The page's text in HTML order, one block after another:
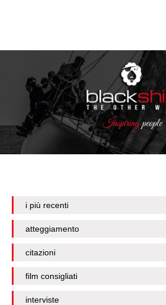
i più recenti
atteggiamento
citazioni
film consigliati
interviste